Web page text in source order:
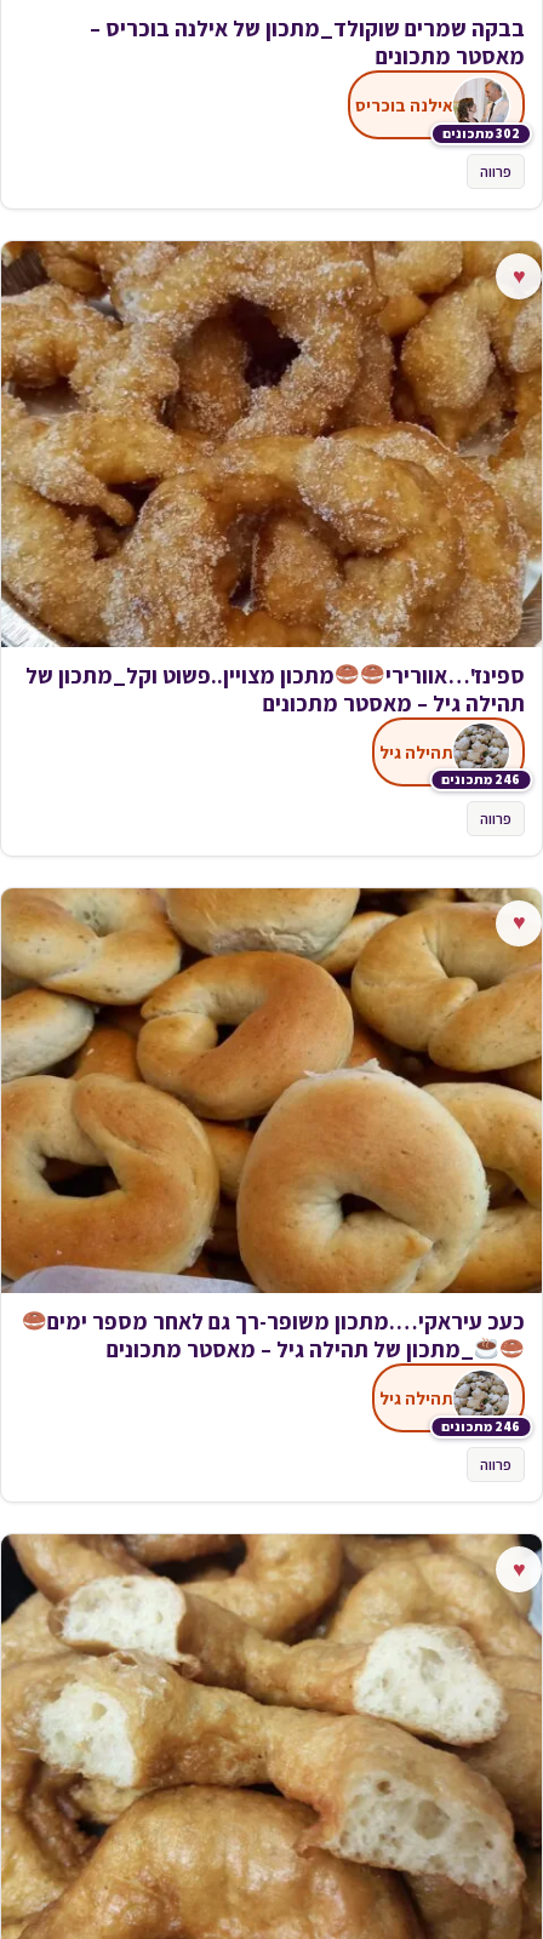
בבקה שמרים שוקולד_מתכון של אילנה בוכריס –
מאסטר מתכונים
302 מתכונים
אילנה בוכריס
פרווה
♥
ספינז'…אוורירי
מתכון מצויין..פשוט וקל_מתכון של
תהילה גיל – מאסטר מתכונים
246 מתכונים
תהילה גיל
פרווה
♥
כעכ עיראקי….מתכון משופר-רך גם לאחר מספר ימים
_מתכון של תהילה גיל – מאסטר מתכונים
246 מתכונים
תהילה גיל
פרווה
♥